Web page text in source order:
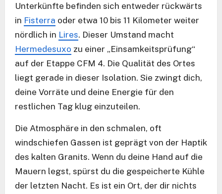
Unterkünfte befinden sich entweder rückwärts
in Fisterra oder etwa 10 bis 11 Kilometer weiter
nördlich in Lires. Dieser Umstand macht
Hermedesuxo zu einer „Einsamkeitsprüfung“
auf der Etappe CFM 4. Die Qualität des Ortes
liegt gerade in dieser Isolation. Sie zwingt dich,
deine Vorräte und deine Energie für den
restlichen Tag klug einzuteilen.
Die Atmosphäre in den schmalen, oft
windschiefen Gassen ist geprägt von der Haptik
des kalten Granits. Wenn du deine Hand auf die
Mauern legst, spürst du die gespeicherte Kühle
der letzten Nacht. Es ist ein Ort, der dir nichts